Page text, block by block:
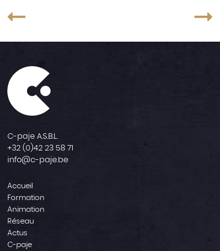
C-paje A.S.B.L.
+32 (0)42 23 58 71
info@c-paje.be
Accueil
Formation
Animation
Réseau
Actus
C-paje